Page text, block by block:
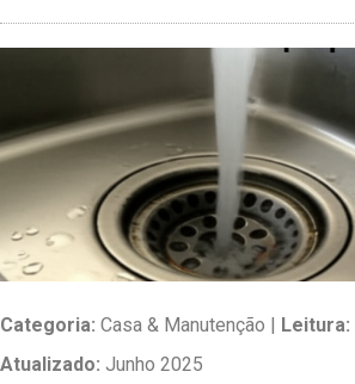
Categoria: Casa & Manutenção | Leitura:
Atualizado: Junho 2025